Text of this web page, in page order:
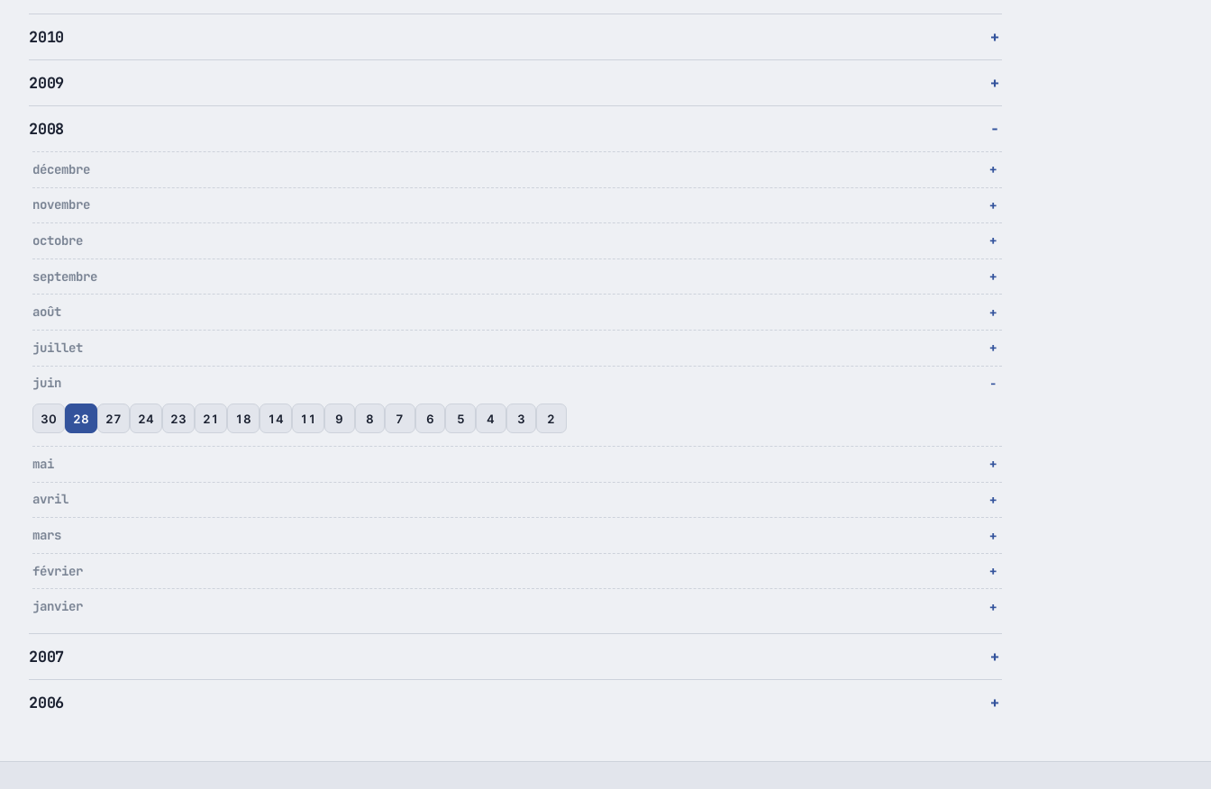
2010
2009
2008
décembre
novembre
octobre
septembre
août
juillet
juin
30 28 27 24 23 21 18 14 11 9 8 7 6 5 4 3 2
mai
avril
mars
février
janvier
2007
2006